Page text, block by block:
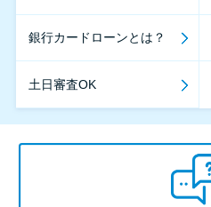
銀行カードローンとは？
土日審査OK